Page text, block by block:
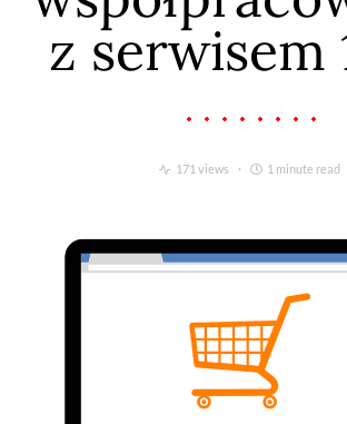
z serwisem
171 views 1 minute read